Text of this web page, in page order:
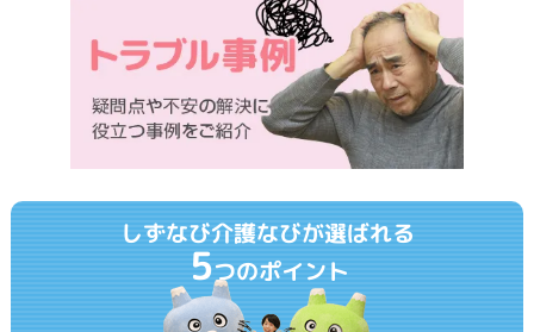
しずなび介護なびが選ばれる
5つのポイント